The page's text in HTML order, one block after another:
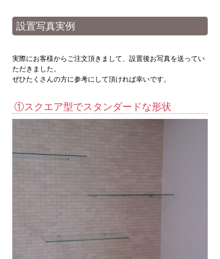
設置写真実例
実際にお客様からご注文頂きまして、設置後お写真を送ってい
ただきました。
ぜひたくさんの方に参考にして頂ければ幸いです。
①スクエア型でスタンダードな形状